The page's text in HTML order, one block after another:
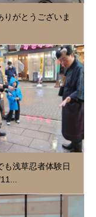
りがとうございま
も浅草忍者体験日